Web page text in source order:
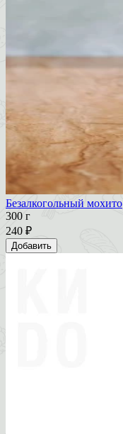
Безалкогольный мохито
300 г
240 ₽
Добавить